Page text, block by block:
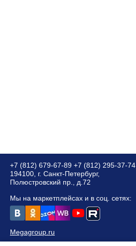
+7 (812) 679-67-89 +7 (812) 295-37-74
194100, г. Санкт-Петербург,
Полюстровский пр., д.72
Мы на маркетплейсах и в соц. сетях:
Megagroup.ru